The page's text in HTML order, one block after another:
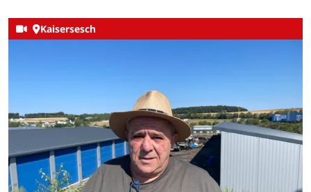
Kaisersesch